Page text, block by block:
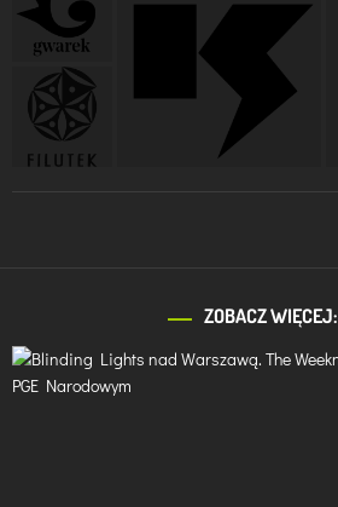
ZOBACZ WIĘCEJ: